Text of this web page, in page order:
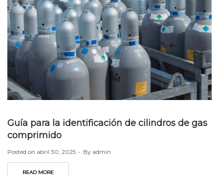
Guía para la identificación de cilindros de gas
comprimido
Posted on abril 30, 2025 By admin
READ MORE